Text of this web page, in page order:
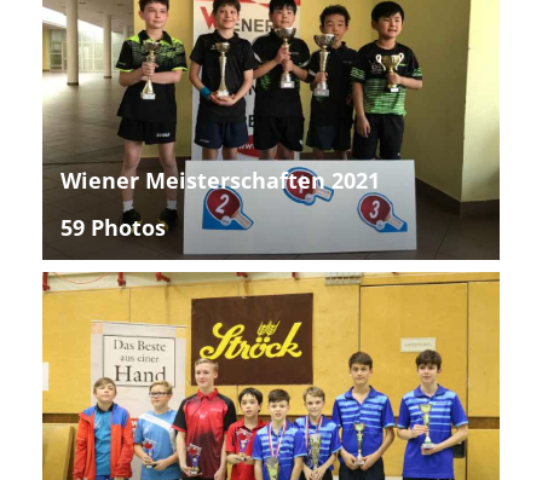
Wiener Meisterschaften 2021
59 Photos